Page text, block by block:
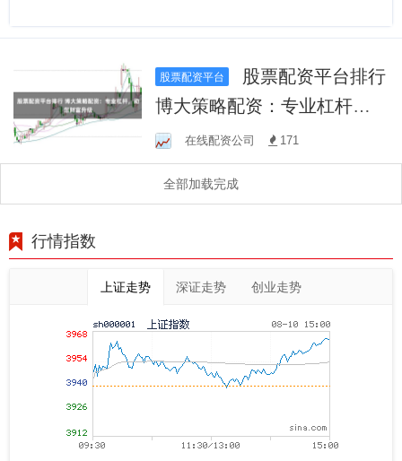
股票配资平台
博大策略配资：专业杠杆，
助您财富升级
在线配资公司 171
全部加载完成
行情指数
上证走势 深证走势 创业走势